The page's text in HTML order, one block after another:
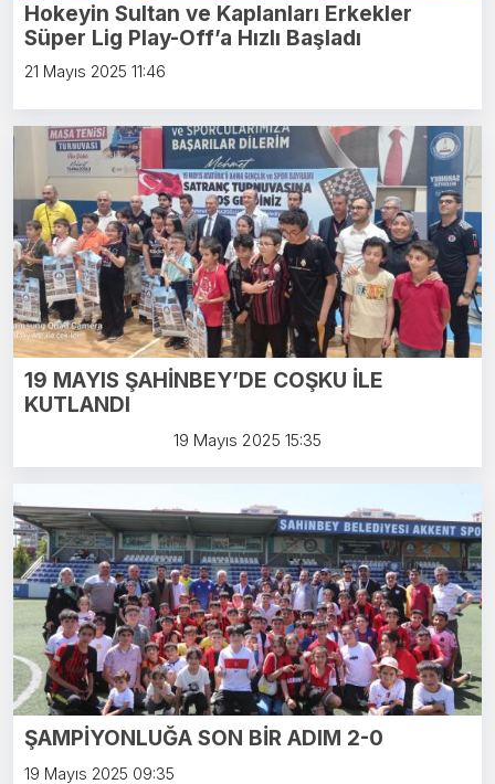
Hokeyin Sultan ve Kaplanları Erkekler
Süper Lig Play-Off’a Hızlı Başladı
21 Mayıs 2025 11:46
19 MAYIS ŞAHİNBEY’DE COŞKU İLE
KUTLANDI
19 Mayıs 2025 15:35
ŞAMPİYONLUĞA SON BİR ADIM 2-0
19 Mayıs 2025 09:35